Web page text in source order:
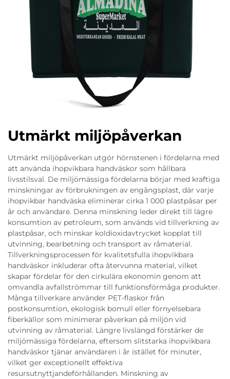
Utmärkt miljöpåverkan
Utmärkt miljöpåverkan utgör hörnstenen i fördelarna med
att använda ihopvikbara handväskor som hållbara
livsstilsval. De miljömässiga fördelarna börjar med kraftiga
minskningar av förbrukningen av engångsplast, där varje
ihopvikbar handväska eliminerar cirka 1 000 plastpåsar per
år och användare. Denna minskning leder direkt till lägre
konsumtion av petroleum, som används vid tillverkning av
plastpåsar, och minskar koldioxidavtrycket kopplat till
utvinning, bearbetning och transport av råmaterial.
Tillverkningsprocessen för kvalitetsfulla ihopvikbara
handväskor inkluderar ofta återvunna material, vilket
skapar fördelar för den cirkulära ekonomin genom att
omvandla avfallströmmar till funktionsförmåga produkter.
Många tillverkare använder PET-flaskor från
postkonsumtion, ekologisk bomull eller förnyelsebara
fiberkällor som minimerar påverkan på miljön vid
utvinning av råmaterial. Längre livslängd förstärker de
miljömässiga fördelarna, eftersom slitstarka ihopvikbara
handväskor tjänar användaren i år istället för minuter,
vilket ger exceptionellt effektiva
resursutnyttjandeförhållanden. Minskning av